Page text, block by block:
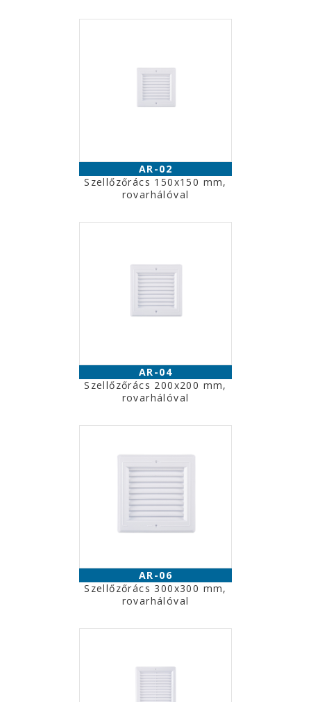
AR-02
Szellőzőrács 150x150 mm,
rovarhálóval
AR-04
Szellőzőrács 200x200 mm,
rovarhálóval
AR-06
Szellőzőrács 300x300 mm,
rovarhálóval